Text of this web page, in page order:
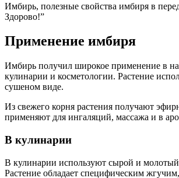
Имбирь, полезные свойства имбиря в
Здорово!”
Применение имбиря
Имбирь получил широкое применение в
кулинарии и косметологии. Растение
сушеном виде.
Из свежего корня растения получают
применяют для ингаляций, массажа и в
В кулинарии
В кулинарии используют сырой и
Растение обладает специфическим